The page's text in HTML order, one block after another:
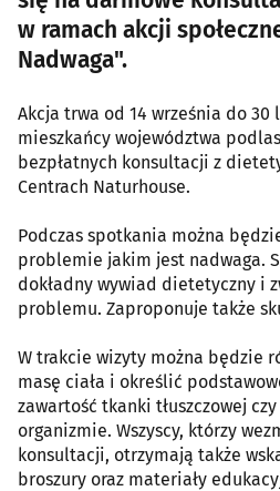
w ramach akcji
Nadwaga".
Akcja trwa od 14 września do
mieszkańcy województwa
bezpłatnych konsultacji z
Centrach Naturhouse.
Podczas spotkania można
problemie jakim jest nadwaga.
dokładny wywiad dietetyczny i
problemu. Zaproponuje także
W trakcie wizyty można będzie
masę ciała i określić
zawartość tkanki tłuszczowej
organizmie. Wszyscy, którzy
konsultacji, otrzymają także
broszury oraz materiały